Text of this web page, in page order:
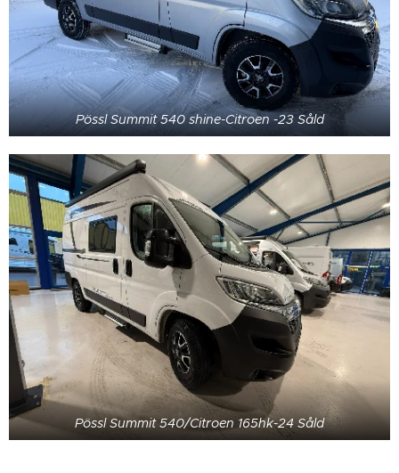
Pössl Summit 540 shine-Citroen -23 Såld
Pössl Summit 540/Citroen 165hk-24 Såld